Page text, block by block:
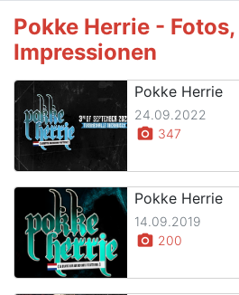
Pokke Herrie -
Impressionen
Pokke Herrie
24.09.2022
photo_camera 347
Pokke Herrie
14.09.2019
photo_camera 200